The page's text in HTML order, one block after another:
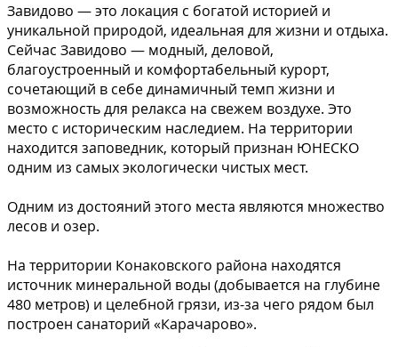
Завидово — это локация с богатой историей и
уникальной природой, идеальная для жизни и отдыха.
Сейчас Завидово — модный, деловой,
благоустроенный и комфортабельный курорт,
сочетающий в себе динамичный темп жизни и
возможность для релакса на свежем воздухе. Это
место с историческим наследием. На территории
находится заповедник, который признан ЮНЕСКО
одним из самых экологически чистых мест.
Одним из достояний этого места являются множество
лесов и озер.
На территории Конаковского района находятся
источник минеральной воды (добывается на глубине
480 метров) и целебной грязи, из-за чего рядом был
построен санаторий «Карачарово».